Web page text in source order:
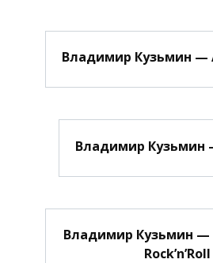
Владимир Кузьмин —
Владимир Кузьмин
Владимир Кузьмин —
Rock’n’Roll